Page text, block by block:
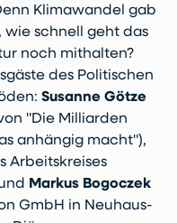
Klimawandel gab
wie schnell geht das
noch mithalten?
des Politischen
Susanne Götze
"Die Milliarden
anhängig macht"),
Arbeitskreises
Markus Bogoczek
GmbH in Neuhaus-